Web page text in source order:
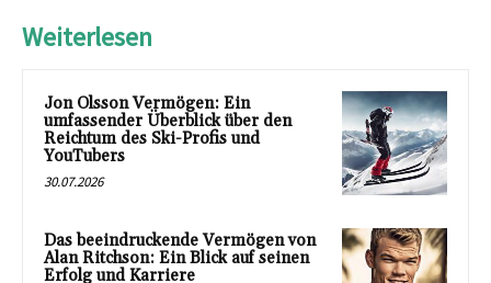
Weiterlesen
Jon Olsson Vermögen: Ein
umfassender Überblick über den
Reichtum des Ski-Profis und
YouTubers
30.07.2026
Das beeindruckende Vermögen von
Alan Ritchson: Ein Blick auf seinen
Erfolg und Karriere